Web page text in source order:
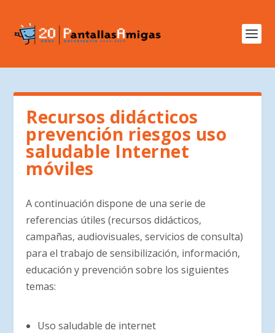
Recursos didácticos
prevención riesgos uso
saludable Internet
móviles
A continuación dispone de una serie de
referencias útiles (recursos didácticos,
campañas, audiovisuales, servicios de consulta)
para el trabajo de sensibilización, información,
educación y prevención sobre los siguientes
temas:
Uso saludable de internet